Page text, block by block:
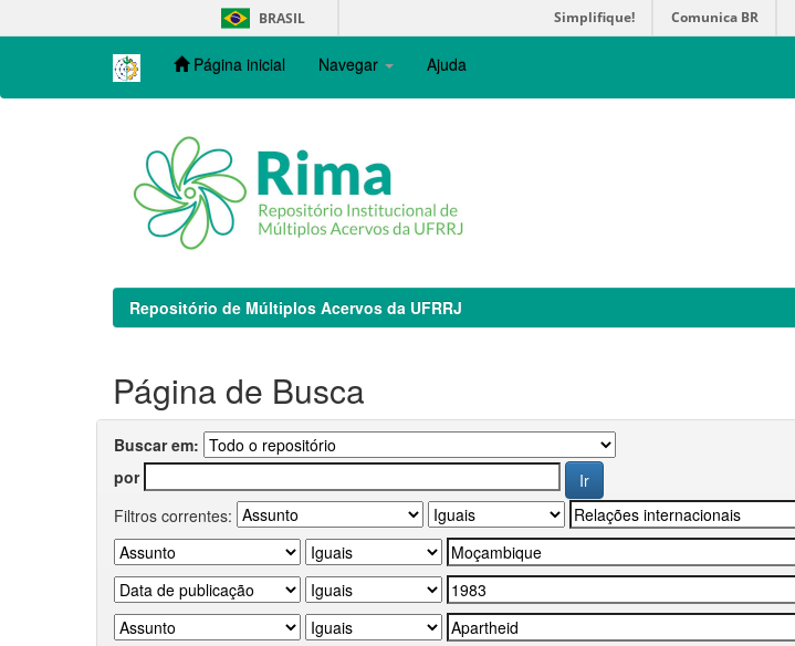
navigation
BRASIL Simplifique! Comunica BR
Página inicial Navegar Ajuda
Repositório de Múltiplos Acervos da UFRRJ
Página de Busca
Buscar em:
por
Filtros correntes: